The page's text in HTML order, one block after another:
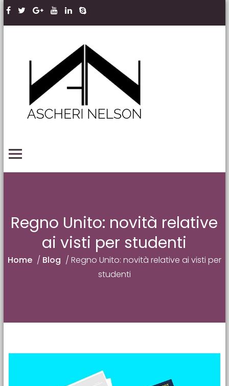
Skip to content
Regno Unito: novità relative
ai visti per studenti
Home / Blog / Regno Unito: novità relative ai visti per
studenti